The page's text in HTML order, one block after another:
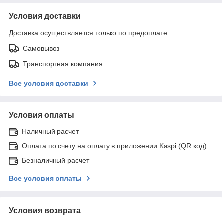
Условия доставки
Доставка осуществляется только по предоплате.
Самовывоз
Транспортная компания
Все условия доставки
Условия оплаты
Наличный расчет
Оплата по счету на оплату в приложении Kaspi (QR код)
Безналичный расчет
Все условия оплаты
Условия возврата